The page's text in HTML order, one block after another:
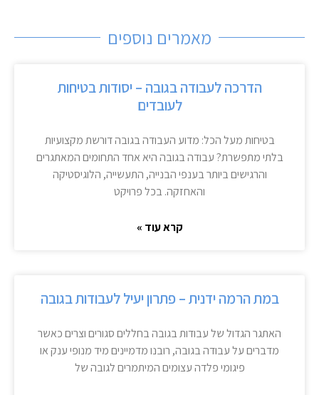
מאמרים נוספים
הדרכה לעבודה בגובה – יסודות בטיחות
לעובדים
בטיחות מעל הכל: מדוע העבודה בגובה דורשת מקצועיות
בלתי מתפשרת? עבודה בגובה היא אחד התחומים המאתגרים
והרגישים ביותר בענפי הבנייה, התעשייה, הלוגיסטיקה
והאחזקה. בכל פרויקט
קרא עוד »
במת הרמה ידנית – פתרון יעיל לעבודות בגובה
האתגר הגדול של עבודות בגובה בחללים סגורים וצרים כאשר
מדברים על עבודה בגובה, רובנו מדמיינים מיד מנופי ענק או
פיגומי פלדה עצומים המיתמרים לגובה של